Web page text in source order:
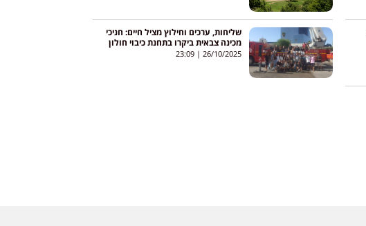
שליחות, ערכים וחילוץ מציל חיים: חניכי
מכינה צבאית ביקרו בתחנת כיבוי חולון
26/10/2025
23:09